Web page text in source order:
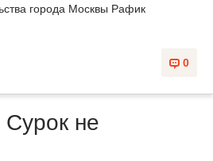
города Москвы Рафик
0
не